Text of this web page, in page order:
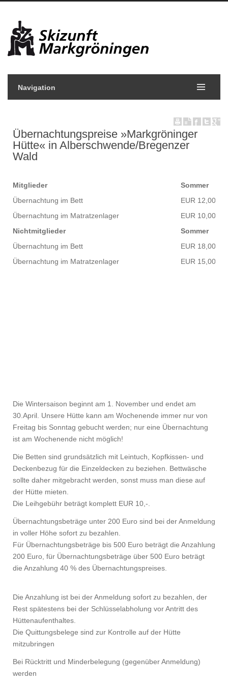
Navigation
Übernachtungspreise »Markgröninger
Hütte« in Alberschwende/Bregenzer
Wald
Mitglieder
Sommer
Übernachtung im Bett
EUR 12,00
Übernachtung im Matratzenlager
EUR 10,00
Nichtmitglieder
Sommer
Übernachtung im Bett
EUR 18,00
Übernachtung im Matratzenlager
EUR 15,00
Die Wintersaison beginnt am 1. November und endet am
30.April. Unsere Hütte kann am Wochenende immer nur von
Freitag bis Sonntag gebucht werden; nur eine Übernachtung
ist am Wochenende nicht möglich!
Die Betten sind grundsätzlich mit Leintuch, Kopfkissen- und
Deckenbezug für die Einzeldecken zu beziehen. Bettwäsche
sollte daher mitgebracht werden, sonst muss man diese auf
der Hütte mieten.
Die Leihgebühr beträgt komplett EUR 10,-.
Übernachtungsbeträge unter 200 Euro sind bei der Anmeldung
in voller Höhe sofort zu bezahlen.
Für Übernachtungsbeträge bis 500 Euro beträgt die Anzahlung
200 Euro, für Übernachtungsbeträge über 500 Euro beträgt
die Anzahlung 40 % des Übernachtungspreises.
Die Anzahlung ist bei der Anmeldung sofort zu bezahlen, der
Rest spätestens bei der Schlüsselabholung vor Antritt des
Hüttenaufenthaltes.
Die Quittungsbelege sind zur Kontrolle auf der Hütte
mitzubringen
Bei Rücktritt und Minderbelegung (gegenüber Anmeldung)
werden